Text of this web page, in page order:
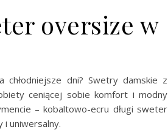
oversize w
dni? Swetry damskie z
ceniącej sobie komfort i modny
– kobaltowo-ecru długi sweter
i uniwersalny.